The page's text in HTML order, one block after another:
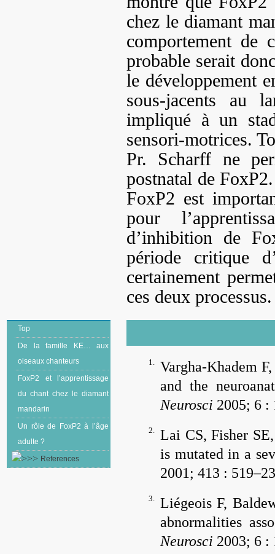
chez le diamant
comportement de
probable serait
le développement
sous-jacents au
impliqué à un
sensori-motrices.
Pr. Scharff ne
postnatal de
FoxP2 est
pour
d’inhibition de
période critique
certainement
ces deux processus.
Top
De la famille KE… aux
oiseaux chanteurs
FoxP2 et l’apprentissage
du chant chez le diamant
mandarin
Un rôle de FoxP2 à l’âge
adulte ?
References
1.
Vargha-Khadem
and the
Neurosci 2005; 6 :
2.
Lai CS, Fisher
is mutated in a
2001; 413 :
3.
Liégeois F,
abnormalities
Neurosci 2003; 6 :